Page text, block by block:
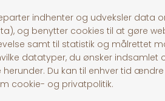
Pitó Auning
Centervej 10A
8963 Auning
CVR